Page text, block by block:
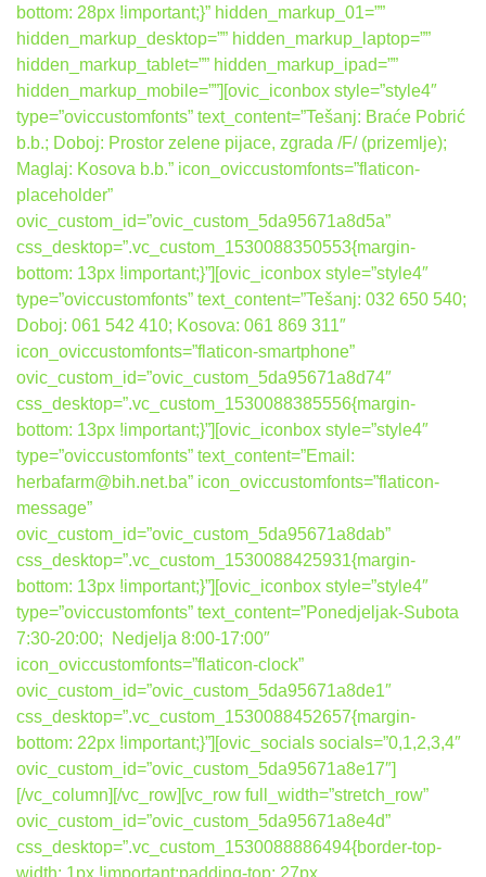
bottom: 28px !important;}” hidden_markup_01=””
hidden_markup_desktop=”” hidden_markup_laptop=””
hidden_markup_tablet=”” hidden_markup_ipad=””
hidden_markup_mobile=””][ovic_iconbox style=”style4″
type=”oviccustomfonts” text_content=”Tešanj: Braće Pobrić
b.b.; Doboj: Prostor zelene pijace, zgrada /F/ (prizemlje);
Maglaj: Kosova b.b.” icon_oviccustomfonts=”flaticon-
placeholder”
ovic_custom_id=”ovic_custom_5da95671a8d5a”
css_desktop=”.vc_custom_1530088350553{margin-
bottom: 13px !important;}”][ovic_iconbox style=”style4″
type=”oviccustomfonts” text_content=”Tešanj: 032 650 540;
Doboj: 061 542 410; Kosova: 061 869 311″
icon_oviccustomfonts=”flaticon-smartphone”
ovic_custom_id=”ovic_custom_5da95671a8d74″
css_desktop=”.vc_custom_1530088385556{margin-
bottom: 13px !important;}”][ovic_iconbox style=”style4″
type=”oviccustomfonts” text_content=”Email:
herbafarm@bih.net.ba” icon_oviccustomfonts=”flaticon-
message”
ovic_custom_id=”ovic_custom_5da95671a8dab”
css_desktop=”.vc_custom_1530088425931{margin-
bottom: 13px !important;}”][ovic_iconbox style=”style4″
type=”oviccustomfonts” text_content=”Ponedjeljak-Subota
7:30-20:00; Nedjelja 8:00-17:00″
icon_oviccustomfonts=”flaticon-clock”
ovic_custom_id=”ovic_custom_5da95671a8de1″
css_desktop=”.vc_custom_1530088452657{margin-
bottom: 22px !important;}”][ovic_socials socials=”0,1,2,3,4″
ovic_custom_id=”ovic_custom_5da95671a8e17″]
[/vc_column][/vc_row][vc_row full_width=”stretch_row”
ovic_custom_id=”ovic_custom_5da95671a8e4d”
css_desktop=”.vc_custom_1530088886494{border-top-
width: 1px !important;padding-top: 27px